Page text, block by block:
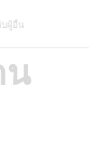
ผู้อื่น
น